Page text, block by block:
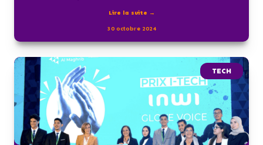
Lire la suite →
30 octobre 2024
TECH